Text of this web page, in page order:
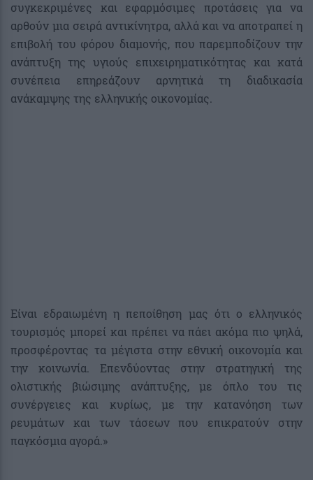
συγκεκριμένες και εφαρμόσιμες προτάσεις για να
αρθούν μια σειρά αντικίνητρα, αλλά και να αποτραπεί η
επιβολή του φόρου διαμονής, που παρεμποδίζουν την
ανάπτυξη της υγιούς επιχειρηματικότητας και κατά
συνέπεια επηρεάζουν αρνητικά τη διαδικασία
ανάκαμψης της ελληνικής οικονομίας.
Είναι εδραιωμένη η πεποίθηση μας ότι ο ελληνικός
τουρισμός μπορεί και πρέπει να πάει ακόμα πιο ψηλά,
προσφέροντας τα μέγιστα στην εθνική οικονομία και
την κοινωνία. Επενδύοντας στην στρατηγική της
ολιστικής βιώσιμης ανάπτυξης, με όπλο του τις
συνέργειες και κυρίως, με την κατανόηση των
ρευμάτων και των τάσεων που επικρατούν στην
παγκόσμια αγορά.»